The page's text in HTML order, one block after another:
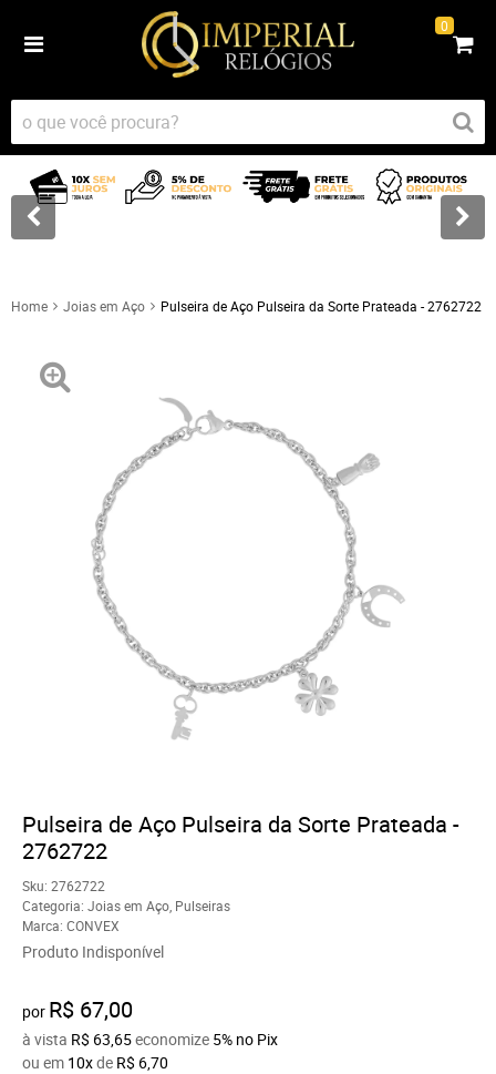
0
Home Joias em Aço Pulseira de Aço Pulseira da Sorte Prateada - 2762722
Pulseira de Aço Pulseira da Sorte Prateada -
2762722
Sku: 2762722
Categoria: Joias em Aço Pulseiras
Marca: CONVEX
Produto Indisponível
por R$ 67,00
à vista R$ 63,65economize 5% no Pix
ou em 10xde R$ 6,70